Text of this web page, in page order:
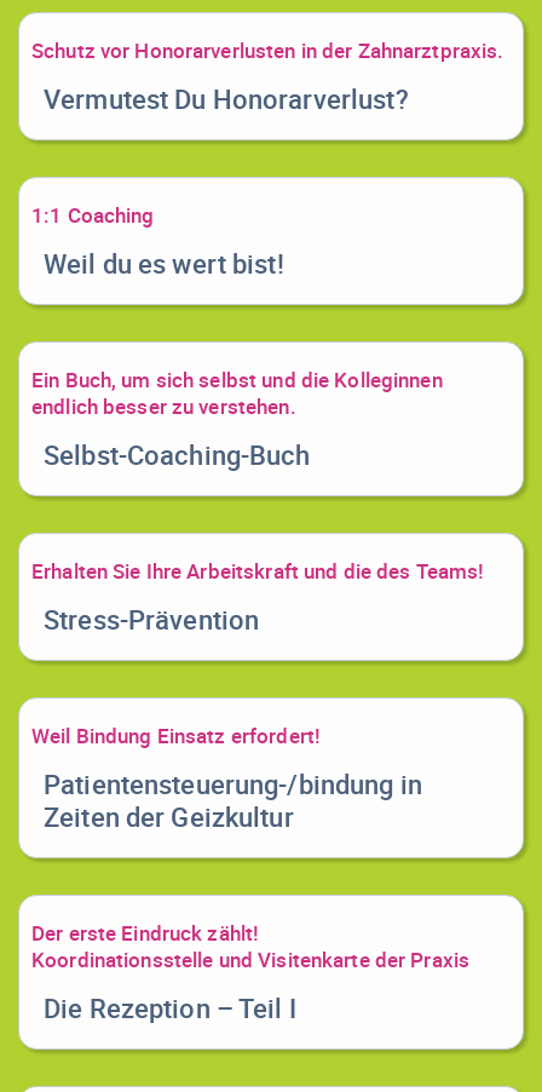
Schutz vor Honorarverlusten in der Zahnarztpraxis.
Vermutest Du Honorarverlust?
1:1 Coaching
Weil du es wert bist!
Ein Buch, um sich selbst und die Kolleginnen
endlich besser zu verstehen.
Selbst-Coaching-Buch
Erhalten Sie Ihre Arbeitskraft und die des Teams!
Stress-Prävention
Weil Bindung Einsatz erfordert!
Patientensteuerung-/bindung in
Zeiten der Geizkultur
Der erste Eindruck zählt!
Koordinationsstelle und Visitenkarte der Praxis
Die Rezeption – Teil I